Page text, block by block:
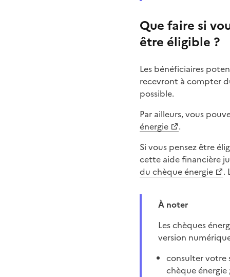
Que faire si
être éligible ?
Les bénéficiaires
recevront à compter
possible.
Par ailleurs, vous
énergie
.
Si vous pensez être
cette aide financière
du chèque énergie
.
À noter
Les chèques énergie, traditionnellement envoyés au format papier, sont désormais disponibles en
version
consulter votre
chèque énergie